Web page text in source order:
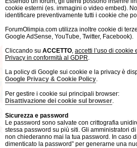
cookie esterni (es. immagini o video embed).
identificare preventivamente tutti i cookie che
ForumOlimpia.com utilizza inoltre cookie di
Google AdSense, YouTube, Twitter, Facebook).
Cliccando su ACCETTO accetti l’uso di cookie
Privacy in conformità al GDPR
La policy di Google sui cookie e la privacy è
Google Privacy & Cookie Policy
Per gestire i cookie sui principali browser:
Disattivazione dei cookie sul browser
Sicurezza e password
Le password sono salvate con crittografia
stessa password su più siti. Gli amministratori
non chiederanno mai la tua password. In caso
dimenticato la password” per generarne una